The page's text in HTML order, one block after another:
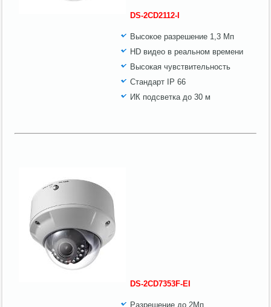
DS-2CD2112-I
Высокое разрешение 1,3 Мп
HD видео в реальном времени
Высокая чувствительность
Стандарт IP 66
ИК подсветка до 30 м
DS-2CD7353F-EI
Разрешение до 2Мп